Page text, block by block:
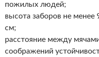
пожилых людей;
высота заборов не
см;
расстояние между
соображений